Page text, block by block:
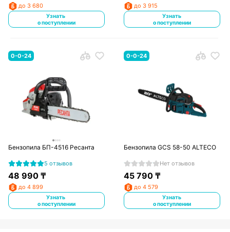
до 3 680
Узнать
о поступлении
до 3 915
Узнать
о поступлении
0-0-24
Бензопила БП-4516 Ресанта
5 отзывов
48 990₸
до 4 899
Узнать
о поступлении
0-0-24
Бензопила GCS 58-50 ALTECO
Нет отзывов
45 790 ₸
до 4 579
Узнать
о поступлении